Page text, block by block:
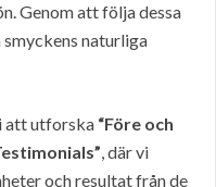
Genom att följa dessa
naturliga
att utforska “Före och
, där vi
och resultat från de